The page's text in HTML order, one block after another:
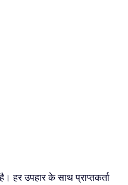
हर उपहार के साथ प्राप्तकर्ता